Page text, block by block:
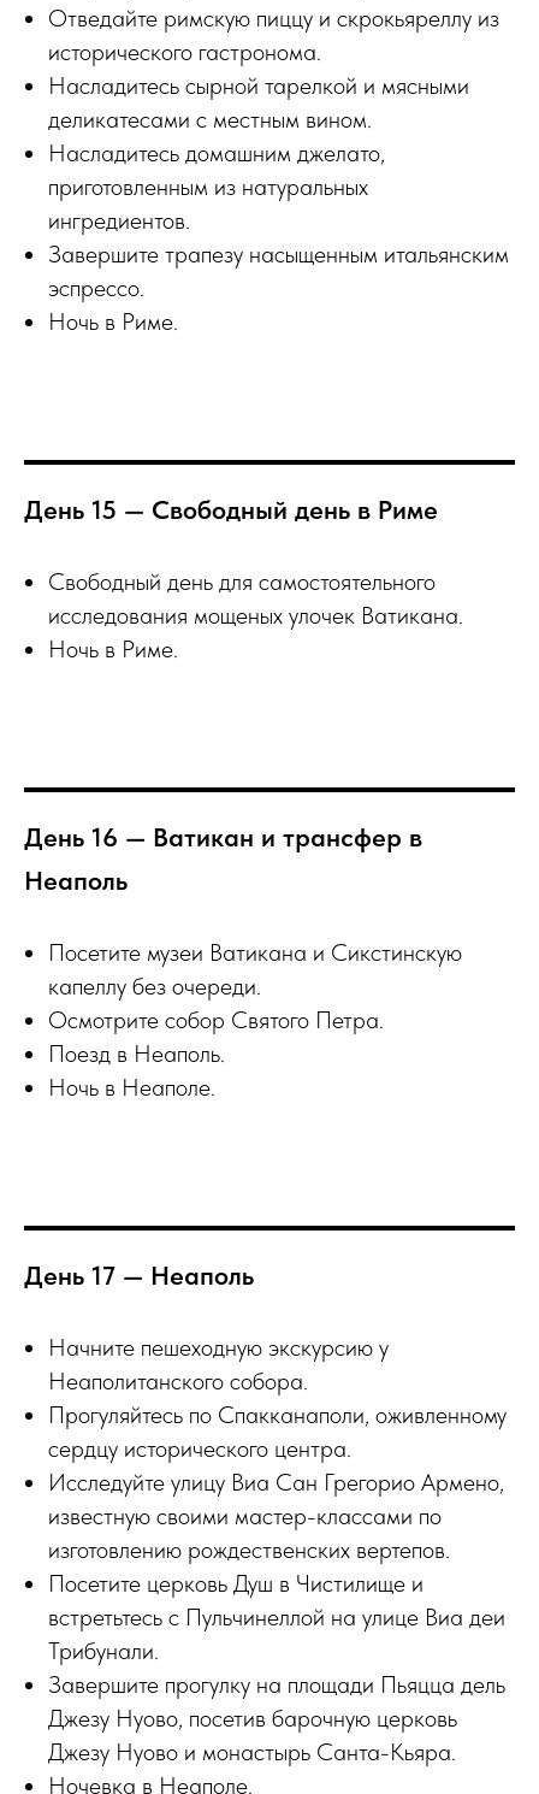
Отведайте римскую пиццу и скрокьяреллу из
исторического гастронома.
Насладитесь сырной тарелкой и мясными
деликатесами с местным вином.
Насладитесь домашним джелато,
приготовленным из натуральных
ингредиентов.
Завершите трапезу насыщенным итальянским
эспрессо.
Ночь в Риме.
День 15 — Свободный день в Риме
Свободный день для самостоятельного
исследования мощеных улочек Ватикана.
Ночь в Риме.
День 16 — Ватикан и трансфер в
Неаполь
Посетите музеи Ватикана и Сикстинскую
капеллу без очереди.
Осмотрите собор Святого Петра.
Поезд в Неаполь.
Ночь в Неаполе.
День 17 — Неаполь
Начните пешеходную экскурсию у
Неаполитанского собора.
Прогуляйтесь по Спакканаполи, оживленному
сердцу исторического центра.
Исследуйте улицу Виа Сан Грегорио Армено,
известную своими мастер-классами по
изготовлению рождественских вертепов.
Посетите церковь Душ в Чистилище и
встретьтесь с Пульчинеллой на улице Виа деи
Трибунали.
Завершите прогулку на площади Пьяцца дель
Джезу Нуово, посетив барочную церковь
Джезу Нуово и монастырь Санта-Кьяра.
Ночевка в Неаполе.